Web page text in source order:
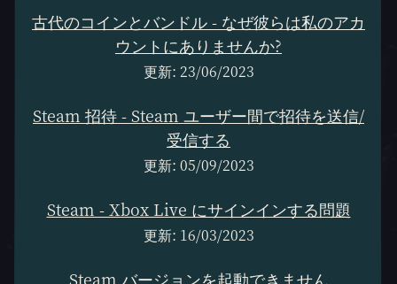
古代のコインとバンドル - なぜ彼らは私のアカ
ウントにありませんか?
更新: 23/06/2023
Steam 招待 - Steam ユーザー間で招待を送信/
受信する
更新: 05/09/2023
Steam - Xbox Live にサインインする問題
更新: 16/03/2023
Steam バージョンを起動できません